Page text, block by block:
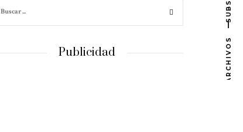
Publicidad ARCHIVOS